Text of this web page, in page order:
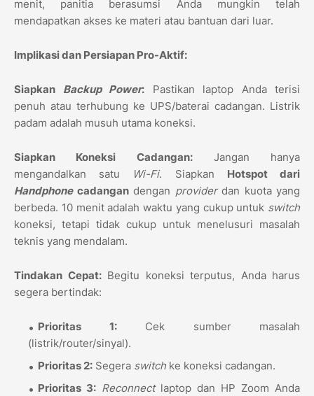
menit, panitia berasumsi Anda mungkin telah
mendapatkan akses ke materi atau bantuan dari luar.
Implikasi dan Persiapan Pro-Aktif:
Siapkan Backup Power: Pastikan laptop Anda terisi
penuh atau terhubung ke UPS/baterai cadangan. Listrik
padam adalah musuh utama koneksi.
Siapkan Koneksi Cadangan:Jangan hanya
mengandalkan satu
Wi-Fi. Siapkan Hotspot dari
Handphonecadangandengan providerdan kuota yang
berbeda. 10 menit adalah waktu yang cukup untuk switch
koneksi, tetapi tidak cukup untuk menelusuri masalah
teknis yang mendalam.
Tindakan Cepat:Begitu koneksi terputus, Anda harus
segera bertindak:
Prioritas 1:Cek sumber masalah
(listrik/router/sinyal).
Prioritas 2: Segera switch ke koneksi cadangan.
Prioritas 3: Reconnectlaptop dan HP Zoom Anda